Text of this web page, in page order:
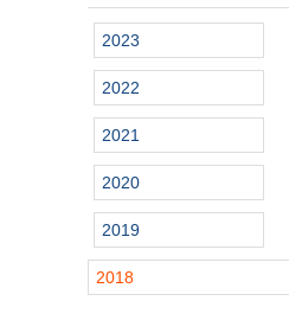
2023
2022
2021
2020
2019
2018